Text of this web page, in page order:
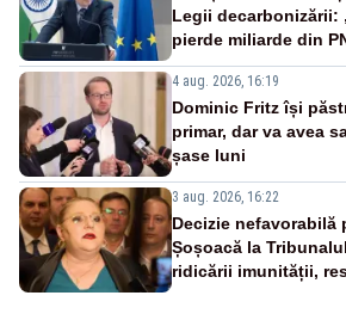
Legii decarbonizării:
pierde miliarde din
4 aug. 2026, 16:19
Dominic Fritz își
primar, dar va avea
șase luni
3 aug. 2026, 16:22
Decizie nefavorabilă
Șoșoacă la
ridicării imunității,